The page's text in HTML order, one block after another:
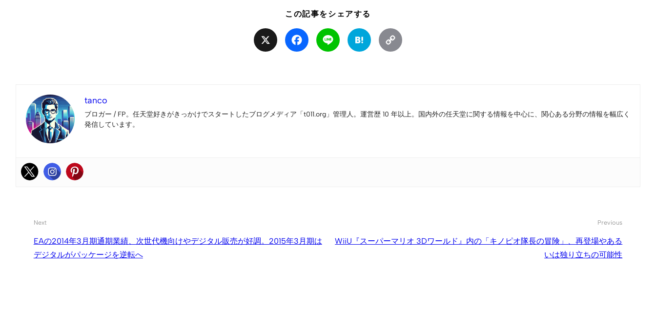
この記事をシェアする
Facebook Line Hatena
tanco
ブロガー / FP。任天堂好きがきっかけでスタートしたブログメディア「t011.org」管理人。運営歴 10 年以上。国内外の任天堂に関する情報を中心に、関心ある分野の情報を幅広く
発信しています。
Next
EAの2014年3月期通期業績、次世代機向けやデジタル販売が好調。2015年3月期は
デジタルがパッケージを逆転へ
Previous
WiiU『スーパーマリオ 3Dワールド』内の「キノピオ隊長の冒険」、再登場やある
いは独り立ちの可能性